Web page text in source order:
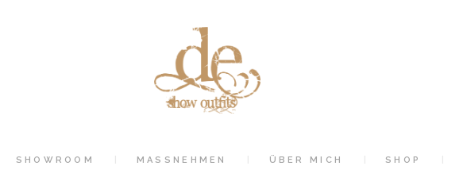
SHOWROOM MASSNEHMEN ÜBER MICH SHOP
SHOWROOM
MASSNEHMEN